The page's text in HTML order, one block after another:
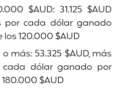
$AUD: 31.125 $AUD
por cada dólar ganado
120.000 $AUD
o más: 53.325 $AUD, más
dólar ganado por
$AUD